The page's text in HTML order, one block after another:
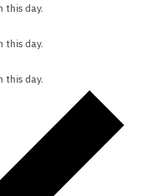
this day.
this day.
this day.